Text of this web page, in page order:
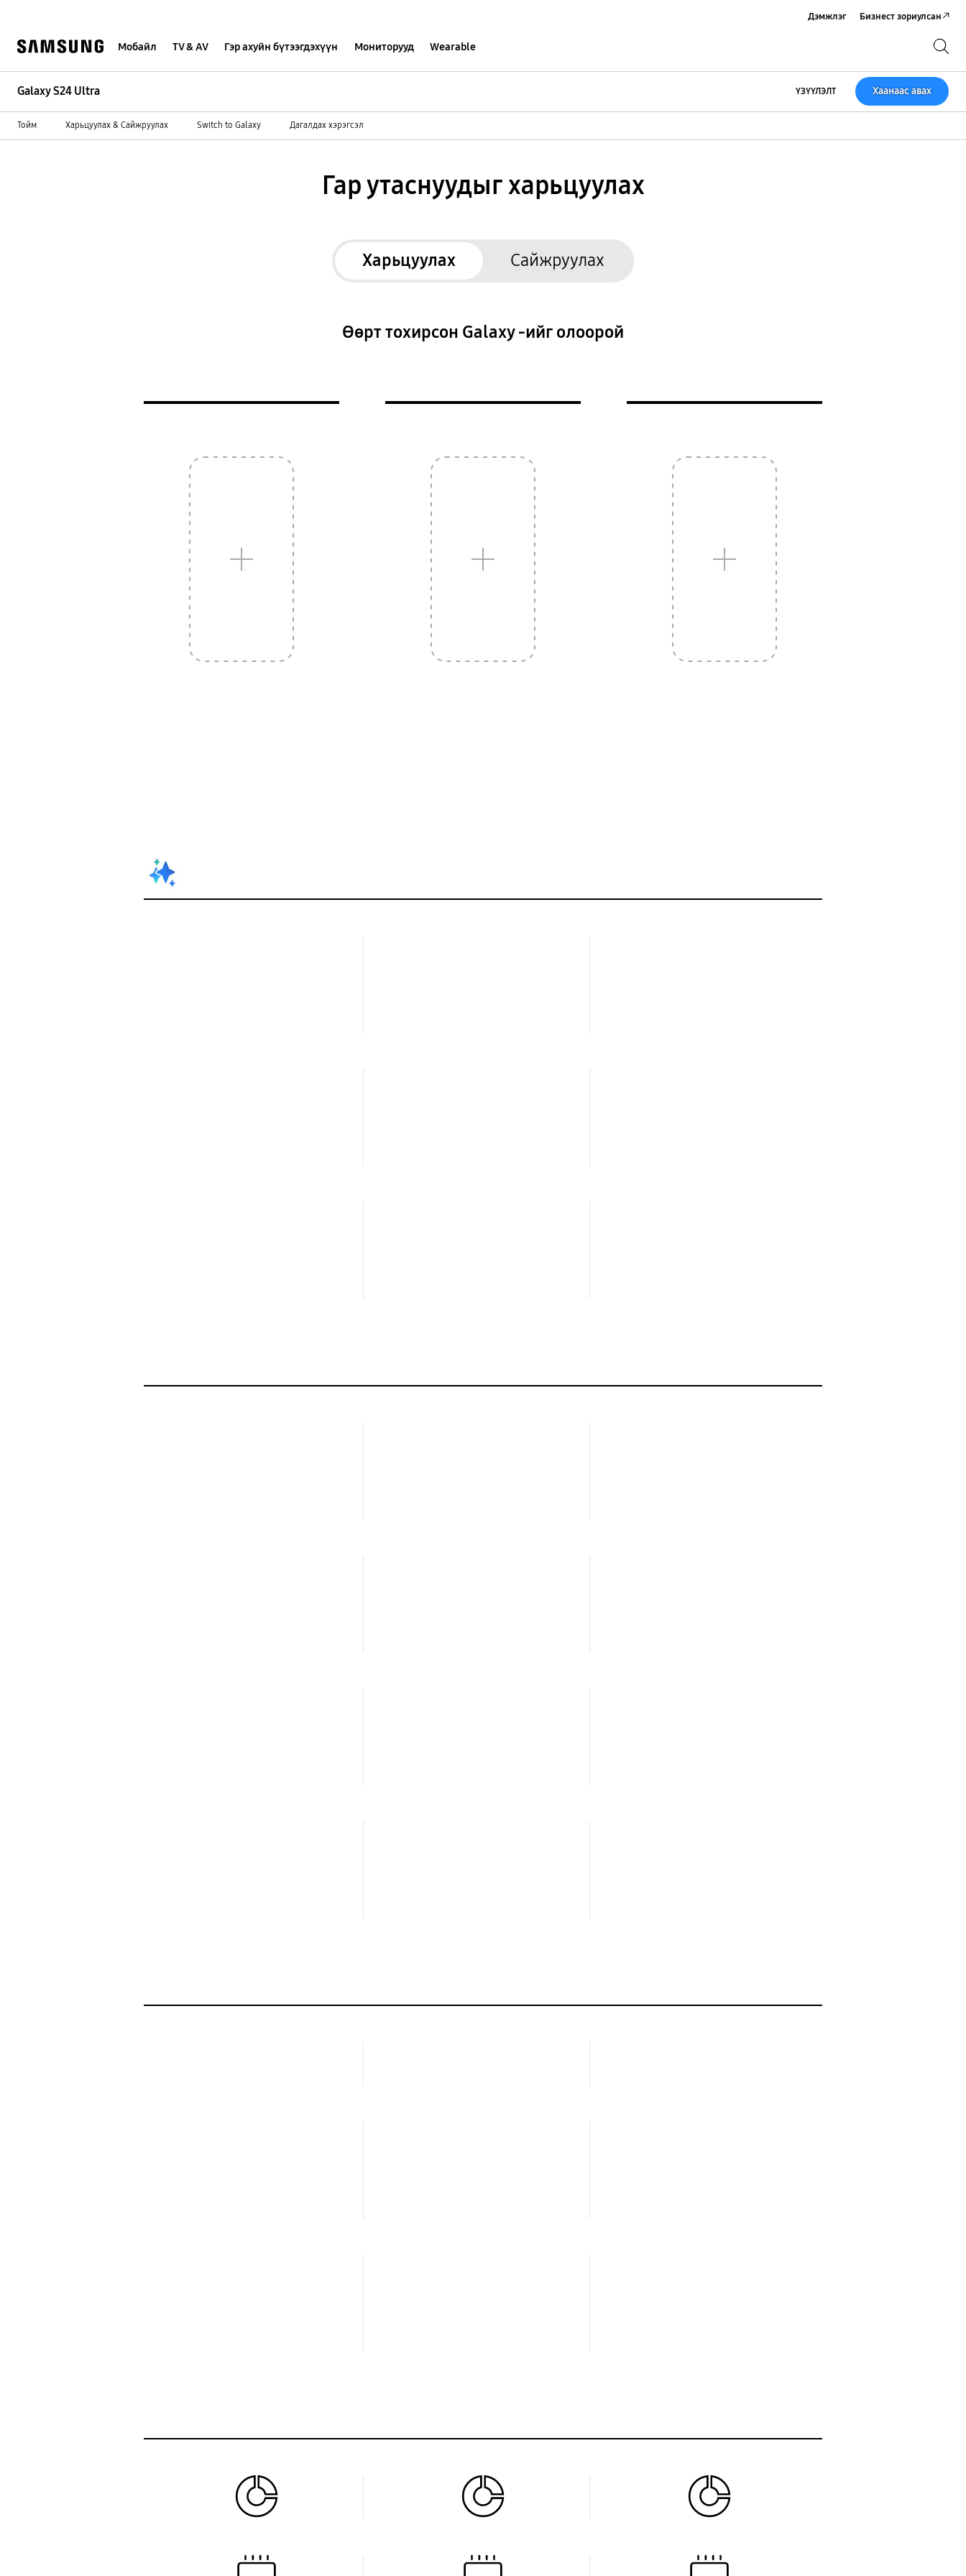
Мобайл TV & AV Гэр ахуйн бүтээгдэхүүн Мониторууд Wearable
Дэмжлэг Бизнест зориулсан
Galaxy S24 Ultra ҮЗҮҮЛЭЛТ Хаанаас авах
Тойм Харьцуулах & Сайжруулах Switch to Galaxy Дагалдах хэрэгсэл
Гар утаснуудыг харьцуулах
Харьцуулах Сайжруулах
Өөрт тохирсон Galaxy -ийг олоорой